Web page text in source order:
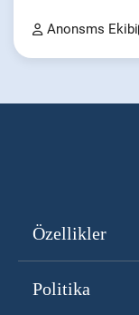
Anonsms Ekibi
Özellikler
Politika